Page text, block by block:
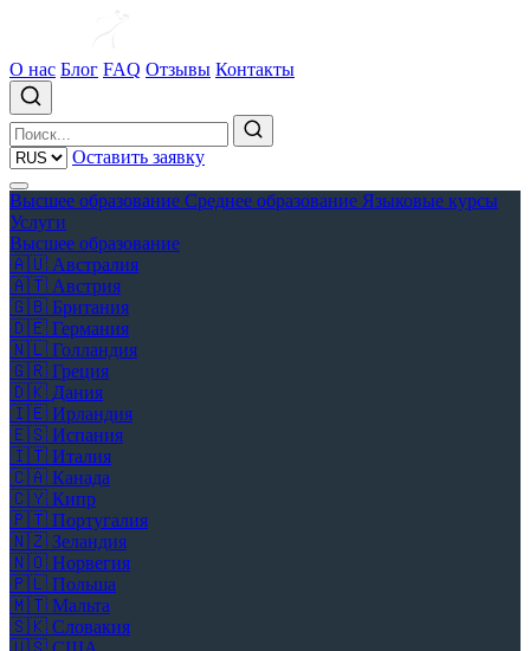
О нас Блог FAQ Отзывы Контакты
Оставить заявку
Высшее образование Среднее образование Языковые курсы
Услуги
Высшее образование
🇦🇺 Австралия
🇦🇹 Австрия
🇬🇧 Британия
🇩🇪 Германия
🇳🇱 Голландия
🇬🇷 Греция
🇩🇰 Дания
🇮🇪 Ирландия
🇪🇸 Испания
🇮🇹 Италия
🇨🇦 Канада
🇨🇾 Кипр
🇵🇹 Португалия
🇳🇿 Зеландия
🇳🇴 Норвегия
🇵🇱 Польша
🇲🇹 Мальта
🇸🇰 Словакия